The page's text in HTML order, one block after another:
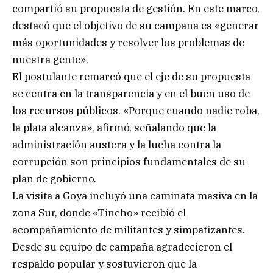
compartió su propuesta de gestión. En este marco,
destacó que el objetivo de su campaña es «generar
más oportunidades y resolver los problemas de
nuestra gente».
El postulante remarcó que el eje de su propuesta
se centra en la transparencia y en el buen uso de
los recursos públicos. «Porque cuando nadie roba,
la plata alcanza», afirmó, señalando que la
administración austera y la lucha contra la
corrupción son principios fundamentales de su
plan de gobierno.
La visita a Goya incluyó una caminata masiva en la
zona Sur, donde «Tincho» recibió el
acompañamiento de militantes y simpatizantes.
Desde su equipo de campaña agradecieron el
respaldo popular y sostuvieron que la